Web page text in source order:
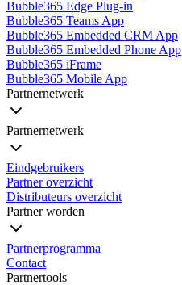
Bubble365 Edge Plug-in
Bubble365 Teams App
Bubble365 Embedded CRM App
Bubble365 Embedded Phone App
Bubble365 iFrame
Bubble365 Mobile App
Partnernetwerk
Partnernetwerk
Eindgebruikers
Partner overzicht
Distributeurs overzicht
Partner worden
Partnerprogramma
Contact
Partnertools